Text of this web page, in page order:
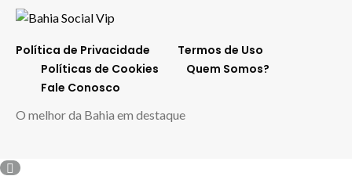
Política de Privacidade
Termos de Uso
Políticas de Cookies
Quem Somos?
Fale Conosco
O melhor da Bahia em destaque